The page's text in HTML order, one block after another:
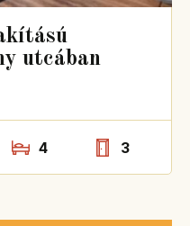
utcában
4 3